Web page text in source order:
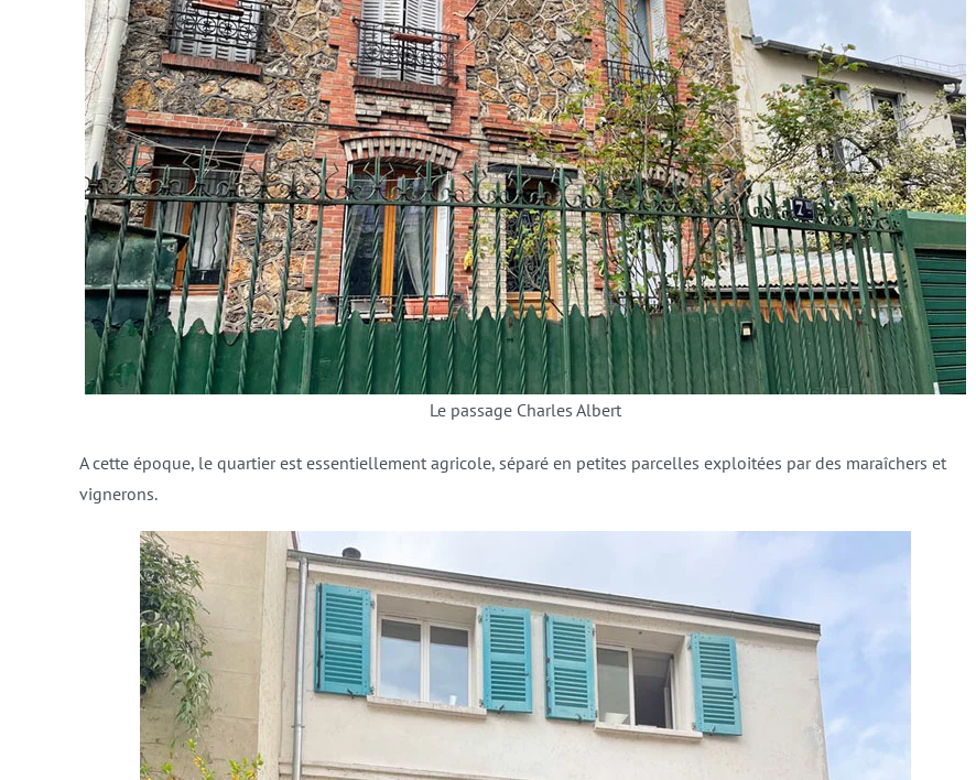
Le passage Charles Albert
A cette époque, le quartier est essentiellement agricole, séparé en petites parcelles exploitées par des maraîchers et
vignerons.